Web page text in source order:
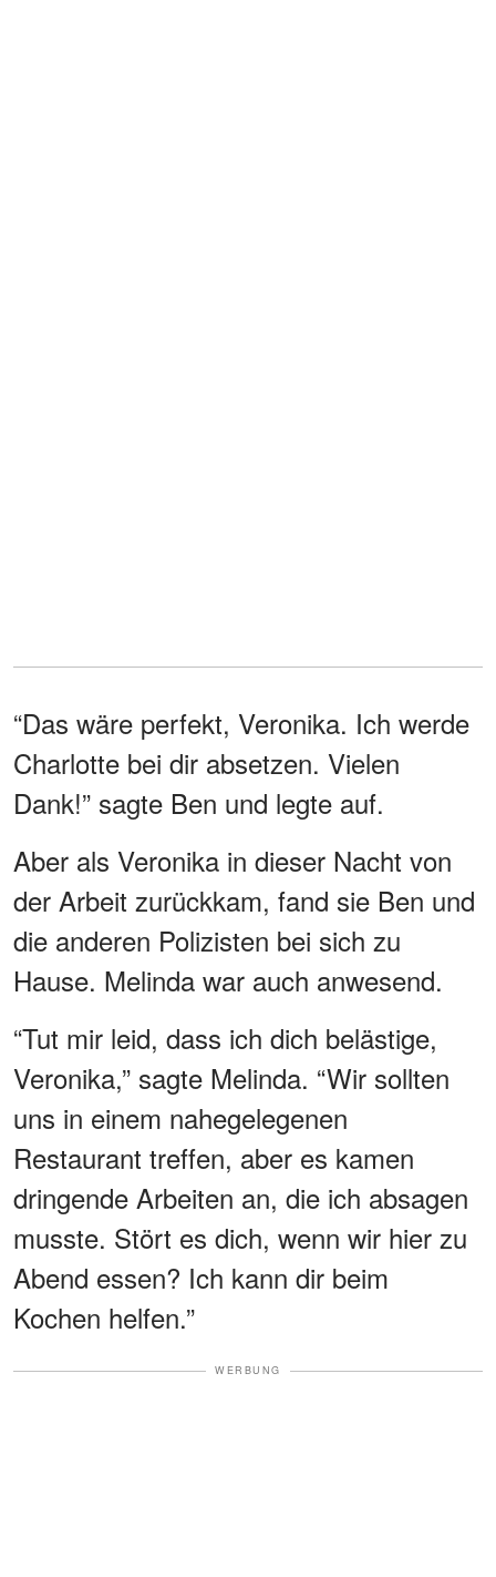
“Das wäre perfekt, Veronika. Ich werde
Charlotte bei dir absetzen. Vielen
Dank!” sagte Ben und legte auf.
Aber als Veronika in dieser Nacht von
der Arbeit zurückkam, fand sie Ben und
die anderen Polizisten bei sich zu
Hause. Melinda war auch anwesend.
“Tut mir leid, dass ich dich belästige,
Veronika,” sagte Melinda. “Wir sollten
uns in einem nahegelegenen
Restaurant treffen, aber es kamen
dringende Arbeiten an, die ich absagen
musste. Stört es dich, wenn wir hier zu
Abend essen? Ich kann dir beim
Kochen helfen.”
WERBUNG